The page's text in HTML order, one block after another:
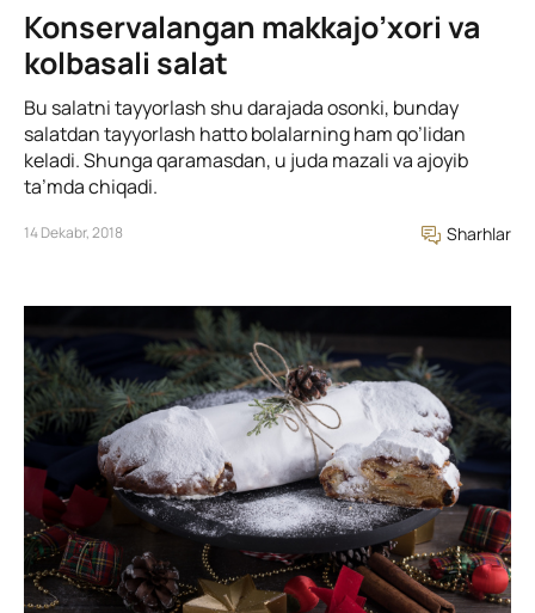
Konservalangan makkajo’xori va
kolbasali salat
Bu salatni tayyorlash shu darajada osonki, bunday
salatdan tayyorlash hatto bolalarning ham qo’lidan
keladi. Shunga qaramasdan, u juda mazali va ajoyib
ta’mda chiqadi.
14 Dekabr, 2018 Sharhlar